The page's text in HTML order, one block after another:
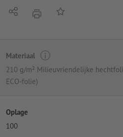
Delen afdrukkenOp de lijst
Materiaal
210 g/m² Milieuvriendelijke
ECO-folie)
Oplage
100